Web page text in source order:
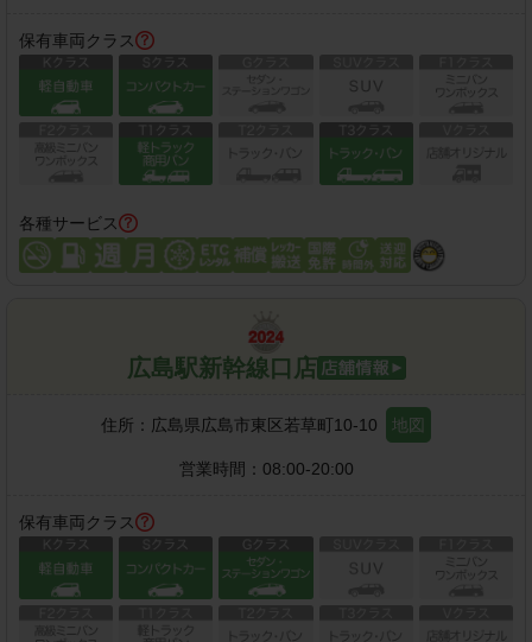
保有車両クラス
各種サービス
広島駅新幹線口店
住所： 広島県広島市東区若草町10-10 地図
営業時間： 08:00-20:00
保有車両クラス